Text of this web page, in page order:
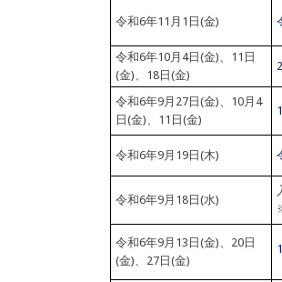
令和6年11月1日(金)
令和6年10月4日(金)、11日
(金)、18日(金)
令和6年9月27日(金)、10月4
日(金)、11日(金)
令和6年9月19日(木)
令和6年9月18日(水)
令和6年9月13日(金)、20日
(金)、27日(金)